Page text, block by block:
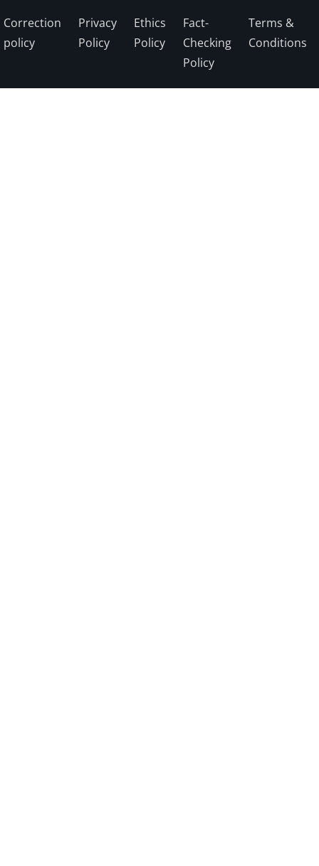
Correction
policy
Privacy
Policy
Ethics
Policy
Fact-
Checking
Policy
Terms &
Conditions